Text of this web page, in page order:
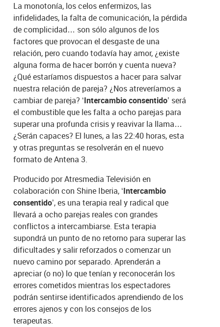
La monotonía, los celos enfermizos, las
infidelidades, la falta de comunicación, la pérdida
de complicidad… son sólo algunos de los
factores que provocan el desgaste de una
relación, pero cuando todavía hay amor, ¿existe
alguna forma de hacer borrón y cuenta nueva?
¿Qué estaríamos dispuestos a hacer para salvar
nuestra relación de pareja? ¿Nos atreveríamos a
cambiar de pareja? ‘Intercambio consentido’ será
el combustible que les falta a ocho parejas para
superar una profunda crisis y reavivar la llama…
¿Serán capaces? El lunes, a las 22:40 horas, esta
y otras preguntas se resolverán en el nuevo
formato de Antena 3.
Producido por Atresmedia Televisión en
colaboración con Shine Iberia, ‘Intercambio
consentido’, es una terapia real y radical que
llevará a ocho parejas reales con grandes
conflictos a intercambiarse. Esta terapia
supondrá un punto de no retorno para superar las
dificultades y salir reforzados o comenzar un
nuevo camino por separado. Aprenderán a
apreciar (o no) lo que tenían y reconocerán los
errores cometidos mientras los espectadores
podrán sentirse identificados aprendiendo de los
errores ajenos y con los consejos de los
terapeutas.